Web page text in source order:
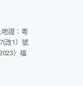
地證：粵
改1）號
）福